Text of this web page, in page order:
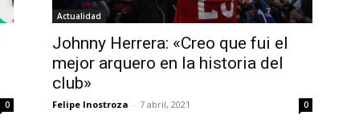
0
Actualidad
Johnny Herrera: «Creo que fui el
mejor arquero en la historia del
club»
Felipe Inostroza - 7 abril, 2021 0